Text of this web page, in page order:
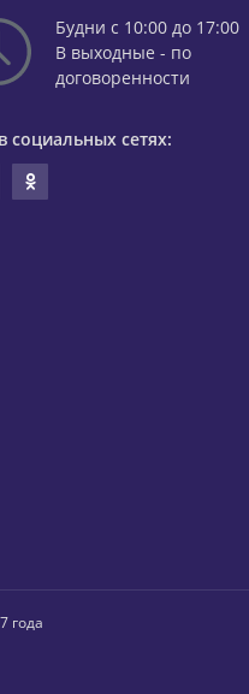
Будни с 10:00 до 17:00
В выходные - по
договоренности
социальных сетях:
года